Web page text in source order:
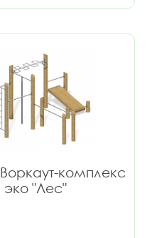
комплекс
эко "Лес"